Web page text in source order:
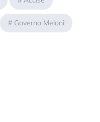
# Governo Meloni